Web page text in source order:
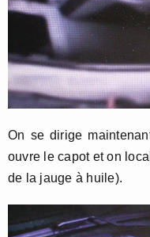
On se dirige
ouvre le capot et on
de la jauge à huile).